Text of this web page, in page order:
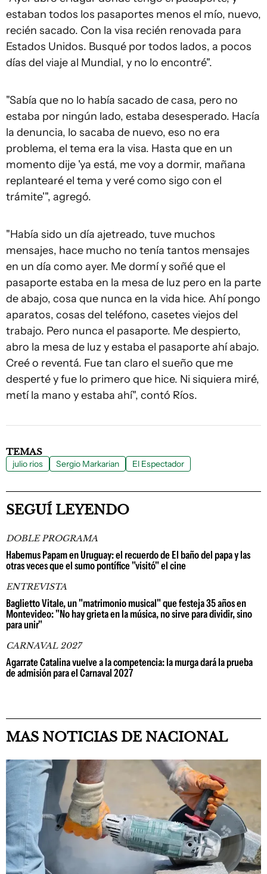
estaban todos los pasaportes menos el mío, nuevo,
recién sacado. Con la visa recién renovada para
Estados Unidos. Busqué por todos lados, a pocos
días del viaje al Mundial, y no lo encontré".
"Sabía que no lo había sacado de casa, pero no
estaba por ningún lado, estaba desesperado. Hacía
la denuncia, lo sacaba de nuevo, eso no era
problema, el tema era la visa. Hasta que en un
momento dije 'ya está, me voy a dormir, mañana
replantearé el tema y veré como sigo con el
trámite'", agregó.
"Había sido un día ajetreado, tuve muchos
mensajes, hace mucho no tenía tantos mensajes
en un día como ayer. Me dormí y soñé que el
pasaporte estaba en la mesa de luz pero en la parte
de abajo, cosa que nunca en la vida hice. Ahí pongo
aparatos, cosas del teléfono, casetes viejos del
trabajo. Pero nunca el pasaporte. Me despierto,
abro la mesa de luz y estaba el pasaporte ahí abajo.
Creé o reventá. Fue tan claro el sueño que me
desperté y fue lo primero que hice. Ni siquiera miré,
metí la mano y estaba ahí", contó Ríos.
TEMAS
julio rios Sergio Markarian El Espectador
SEGUÍ LEYENDO
DOBLE PROGRAMA
Habemus Papam en Uruguay: el recuerdo de El baño del papa y las
otras veces que el sumo pontífice "visitó" el cine
ENTREVISTA
Baglietto Vitale, un "matrimonio musical" que festeja 35 años en
Montevideo: "No hay grieta en la música, no sirve para dividir, sino
para unir"
CARNAVAL 2027
Agarrate Catalina vuelve a la competencia: la murga dará la prueba
de admisión para el Carnaval 2027
MAS NOTICIAS DE NACIONAL